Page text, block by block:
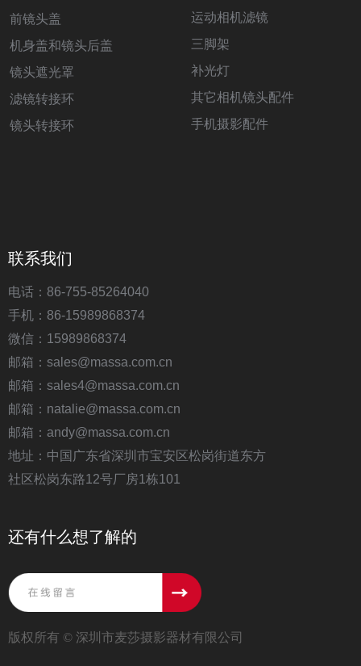
还有什么想了解的
版权所有 © 深圳市麦莎摄影器材有限公司
前镜头盖
机身盖和镜头后盖
镜头遮光罩
滤镜转接环
镜头转接环
运动相机滤镜
三脚架
补光灯
其它相机镜头配件
手机摄影配件
联系我们
电话：86-755-85264040
手机：86-15989868374
微信：15989868374
邮箱：sales@massa.com.cn
邮箱：sales4@massa.com.cn
邮箱：natalie@massa.com.cn
邮箱：andy@massa.com.cn
地址：中国广东省深圳市宝安区松岗街道东方
社区松岗东路12号厂房1栋101